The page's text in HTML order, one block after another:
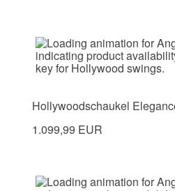
Hollywoodschaukel
1.099,99 EUR